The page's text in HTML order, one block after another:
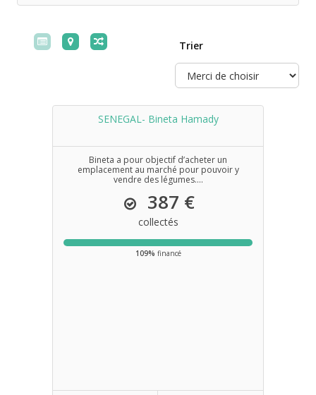
Trier
SENEGAL- Bineta Hamady
Bineta a pour objectif d’acheter un
emplacement au marché pour pouvoir y
vendre des légumes....
387 €
collectés
109% financé